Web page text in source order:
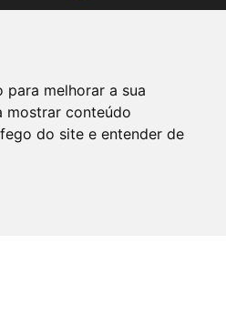
melhorar a sua
mostrar conteúdo
do site e entender de
ou ainda
por nenhuma
por
tipo de